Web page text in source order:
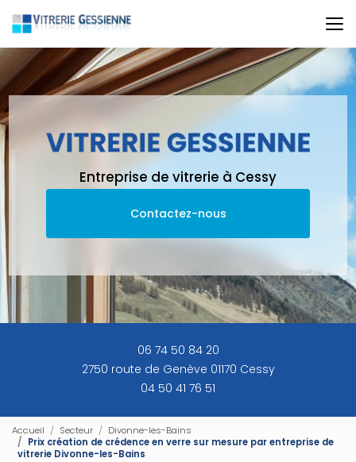
au
contenu
principal
Entreprise de vitrerie à Cessy
Contactez-nous
06 74 50 84 20
2750 route de Genève 01170 Cessy
04 50 41 76 51
Accueil Secteur
Divonne-les-Bains
Prix création de crédence en verre sur mesure par entreprise de
vitrerie Divonne-les-Bains